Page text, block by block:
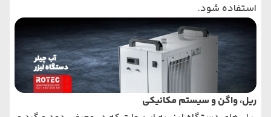
استفاده شود.
ریل، واگن و سیستم مکانیکی